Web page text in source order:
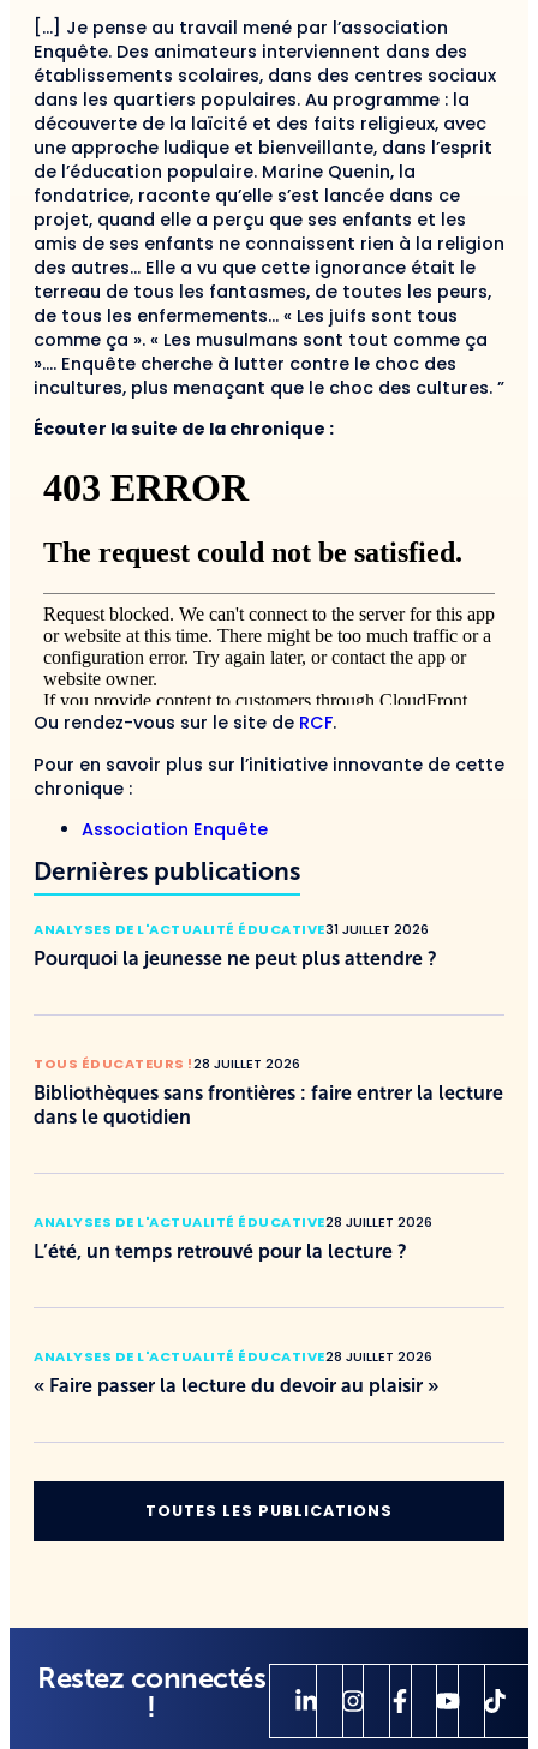
[…] Je pense au travail mené par l’association
Enquête. Des animateurs interviennent dans des
établissements scolaires, dans des centres sociaux
dans les quartiers populaires. Au programme : la
découverte de la laïcité et des faits religieux, avec
une approche ludique et bienveillante, dans l’esprit
de l’éducation populaire. Marine Quenin, la
fondatrice, raconte qu’elle s’est lancée dans ce
projet, quand elle a perçu que ses enfants et les
amis de ses enfants ne connaissent rien à la religion
des autres… Elle a vu que cette ignorance était le
terreau de tous les fantasmes, de toutes les peurs,
de tous les enfermements… « Les juifs sont tous
comme ça ». « Les musulmans sont tout comme ça
»…. Enquête cherche à lutter contre le choc des
incultures, plus menaçant que le choc des cultures. ”
Écouter la suite de la chronique :
Ou rendez-vous sur le site de RCF.
Pour en savoir plus sur l’initiative innovante de cette
chronique :
Association Enquête
Dernières publications
ANALYSES DE L'ACTUALITÉ ÉDUCATIVE31 JUILLET 2026
Pourquoi la jeunesse ne peut plus attendre ?
TOUS ÉDUCATEURS !28 JUILLET 2026
Bibliothèques sans frontières : faire entrer la lecture
dans le quotidien
ANALYSES DE L'ACTUALITÉ ÉDUCATIVE28 JUILLET 2026
L’été, un temps retrouvé pour la lecture ?
ANALYSES DE L'ACTUALITÉ ÉDUCATIVE28 JUILLET 2026
« Faire passer la lecture du devoir au plaisir »
TOUTES LES PUBLICATIONS
Restez connectés
!